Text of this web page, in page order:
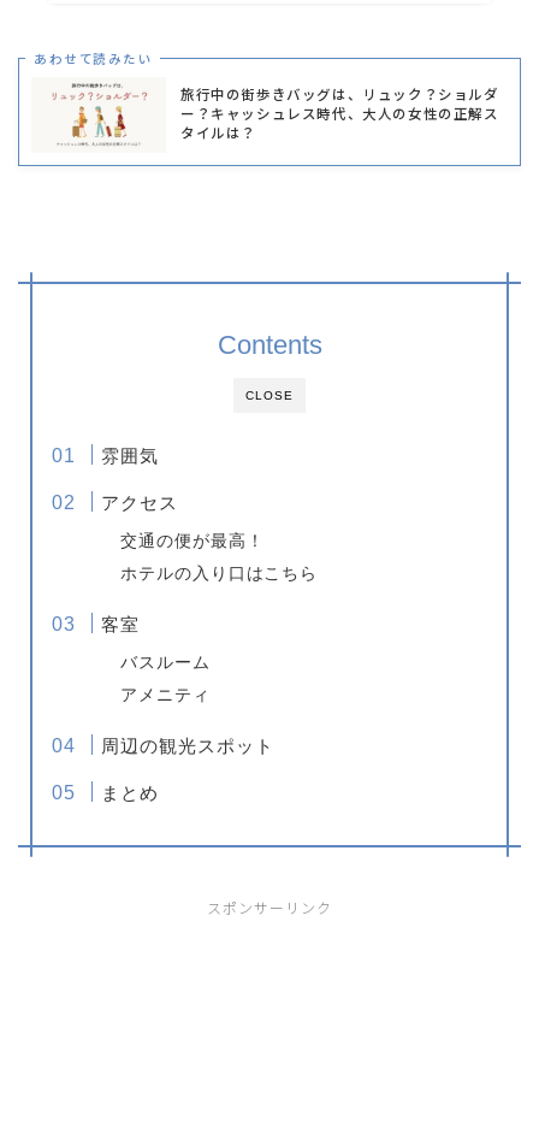
あわせて読みたい
旅行中の街歩きバッグは、リュック？ショルダ
ー？キャッシュレス時代、大人の女性の正解ス
タイルは？
CLOSE
Contents
雰囲気
アクセス
交通の便が最高！
ホテルの入り口はこちら
客室
バスルーム
アメニティ
周辺の観光スポット
まとめ
スポンサーリンク